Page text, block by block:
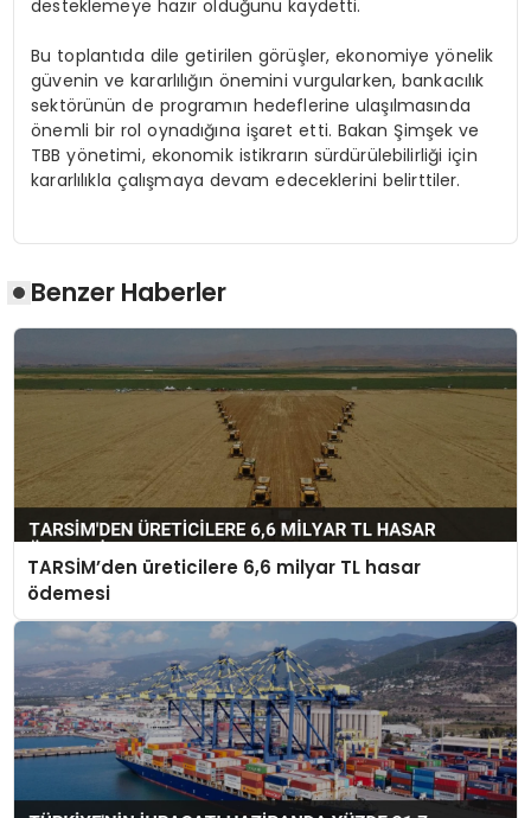
desteklemeye hazır olduğunu kaydetti.
Bu toplantıda dile getirilen görüşler, ekonomiye yönelik
güvenin ve kararlılığın önemini vurgularken, bankacılık
sektörünün de programın hedeflerine ulaşılmasında
önemli bir rol oynadığına işaret etti. Bakan Şimşek ve
TBB yönetimi, ekonomik istikrarın sürdürülebilirliği için
kararlılıkla çalışmaya devam edeceklerini belirttiler.
Benzer Haberler
TARSİM’den üreticilere 6,6 milyar TL hasar
ödemesi